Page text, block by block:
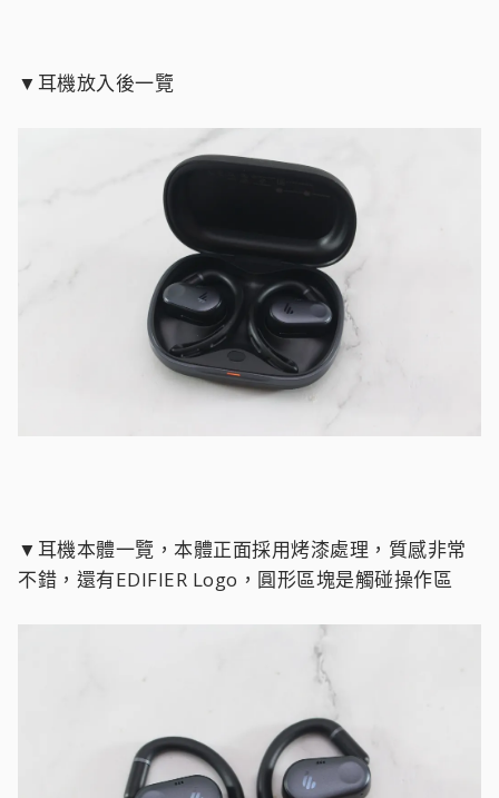
▼耳機放入後一覽
▼耳機本體一覽，本體正面採用烤漆處理，質感非常
不錯，還有EDIFIER Logo，圓形區塊是觸碰操作區